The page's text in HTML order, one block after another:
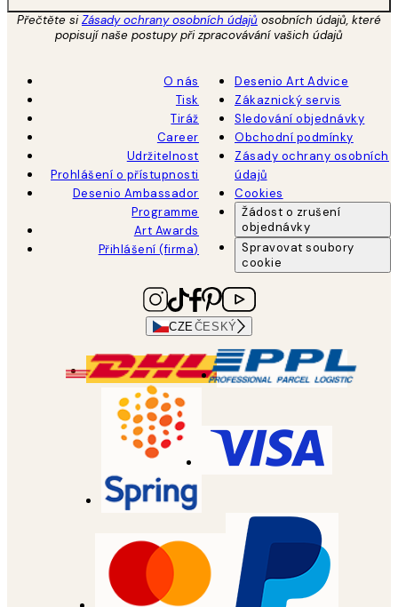
Přečtěte siZásady ochrany osobních údajů osobních údajů, které
popisují naše postupy při zpracovávání vašich údajů
O nás
Tisk
Tiráž
Career
Udržitelnost
Prohlášení o přístupnosti
Desenio Ambassador
Programme
Art Awards
Přihlášení (firma)
Desenio Art Advice
Zákaznický servis
Sledování objednávky
Obchodní podmínky
Zásady ochrany osobních
údajů
Cookies
Žádost o zrušení
objednávky
Spravovat soubory
cookie
CZE ČESKÝ